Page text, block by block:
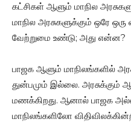
கட்சிகள் ஆளும் மாநில
மாநில அரசுகளுக்கும் ஒரே
வேற்றுமை உண்டு; அது என்ன?
பாஜக ஆளும் மாநிலங்களில்
துன்பமும் இல்லை. அரசுக்கும்
மணக்கிறது. ஆனால் பாஜக
மாநிலங்களிலோ